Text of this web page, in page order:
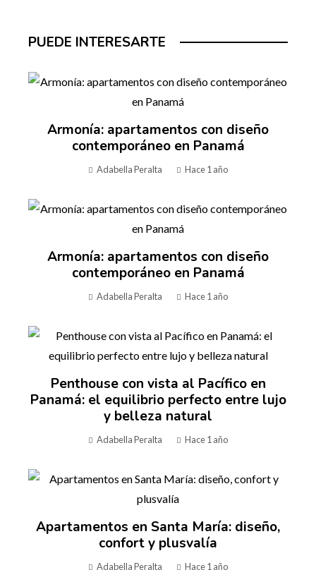
PUEDE INTERESARTE
Armonía: apartamentos con diseño
contemporáneo en Panamá
Adabella Peralta Hace 1 año
Armonía: apartamentos con diseño
contemporáneo en Panamá
Adabella Peralta Hace 1 año
Penthouse con vista al Pacífico en
Panamá: el equilibrio perfecto entre lujo
y belleza natural
Adabella Peralta Hace 1 año
Apartamentos en Santa María: diseño,
confort y plusvalía
Adabella Peralta Hace 1 año